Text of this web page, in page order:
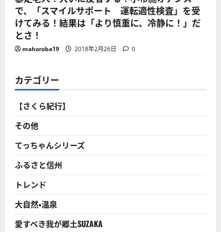
で、「スマイルサポート 運転適性検査」を受
けてみる！結果は「より慎重に、冷静に！」だ
とさ！
mahoroba19 2018年2月26日 0
カテゴリー
【さくら紀行】
その他
てっちゃんシリーズ
ふるさと信州
トレンド
大自然・温泉
愛すべき我が郷土SUZAKA